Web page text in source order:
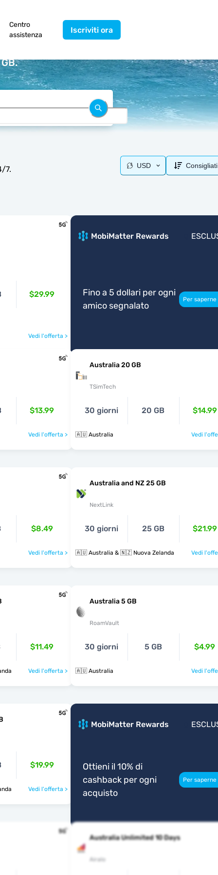
Centro
assistenza
Iscriviti ora
7. USD Consigliati
$29.99
Vedi l'offerta >
MobiMatter Rewards
Fino a 5 dollari per ogni
amico segnalato
Per saperne
$13.99
Vedi l'offerta >
Australia 20 GB
TSimTech
30 giorni 20 GB $14.99
🇦🇺 Australia Vedi
$8.49
Vedi l'offerta >
Australia and NZ 25 GB
NextLink
30 giorni 25 GB $21.99
🇦🇺 Australia & 🇳🇿 Nuova Zelanda Vedi
$11.49
Vedi l'offerta >
Australia 5 GB
RoamVault
30 giorni 5 GB $4.99
🇦🇺 Australia Vedi
$19.99
Vedi l'offerta >
MobiMatter Rewards
Ottieni il 10% di
cashback per ogni
acquisto
Per saperne
Australia Unlimited 10 Days
Airalo